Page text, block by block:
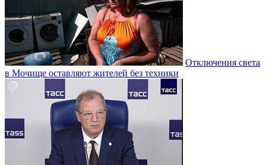
Отключения света
в Мочище оставляют жителей без техники